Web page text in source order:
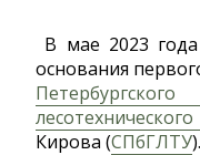
В мае 2023
основания
Кирова (СПбГЛТУ).